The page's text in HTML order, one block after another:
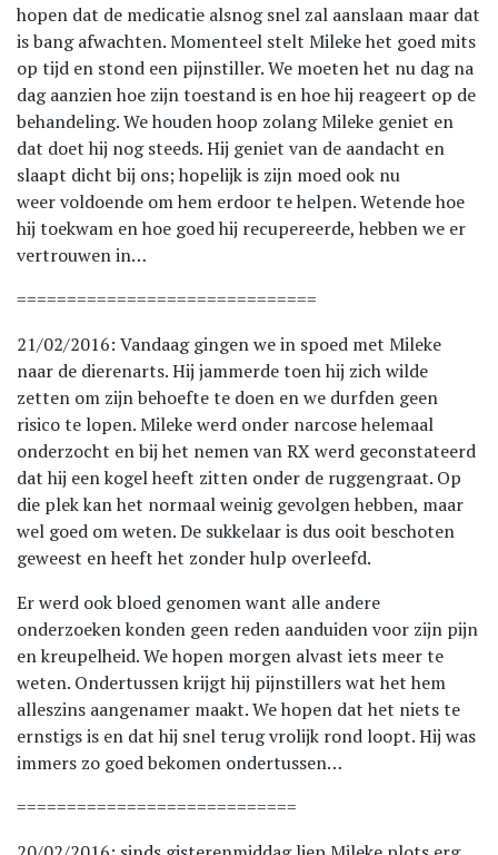
hopen dat de medicatie alsnog snel zal aanslaan maar dat
is bang afwachten. Momenteel stelt Mileke het goed mits
op tijd en stond een pijnstiller. We moeten het nu dag na
dag aanzien hoe zijn toestand is en hoe hij reageert op de
behandeling. We houden hoop zolang Mileke geniet en
dat doet hij nog steeds. Hij geniet van de aandacht en
slaapt dicht bij ons; hopelijk is zijn moed ook nu
weer voldoende om hem erdoor te helpen. Wetende hoe
hij toekwam en hoe goed hij recupereerde, hebben we er
vertrouwen in…
==============================
21/02/2016: Vandaag gingen we in spoed met Mileke
naar de dierenarts. Hij jammerde toen hij zich wilde
zetten om zijn behoefte te doen en we durfden geen
risico te lopen. Mileke werd onder narcose helemaal
onderzocht en bij het nemen van RX werd geconstateerd
dat hij een kogel heeft zitten onder de ruggengraat. Op
die plek kan het normaal weinig gevolgen hebben, maar
wel goed om weten. De sukkelaar is dus ooit beschoten
geweest en heeft het zonder hulp overleefd.
Er werd ook bloed genomen want alle andere
onderzoeken konden geen reden aanduiden voor zijn pijn
en kreupelheid. We hopen morgen alvast iets meer te
weten. Ondertussen krijgt hij pijnstillers wat het hem
alleszins aangenamer maakt. We hopen dat het niets te
ernstigs is en dat hij snel terug vrolijk rond loopt. Hij was
immers zo goed bekomen ondertussen…
============================